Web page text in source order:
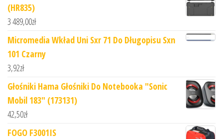
(HR835)
3 489,00zł
Micromedia Wkład Uni Sxr 71 Do Długopisu Sxn
101 Czarny
3,92zł
Głośniki Hama Głośniki Do Notebooka "Sonic
Mobil 183" (173131)
42,50zł
FOGO F3001IS